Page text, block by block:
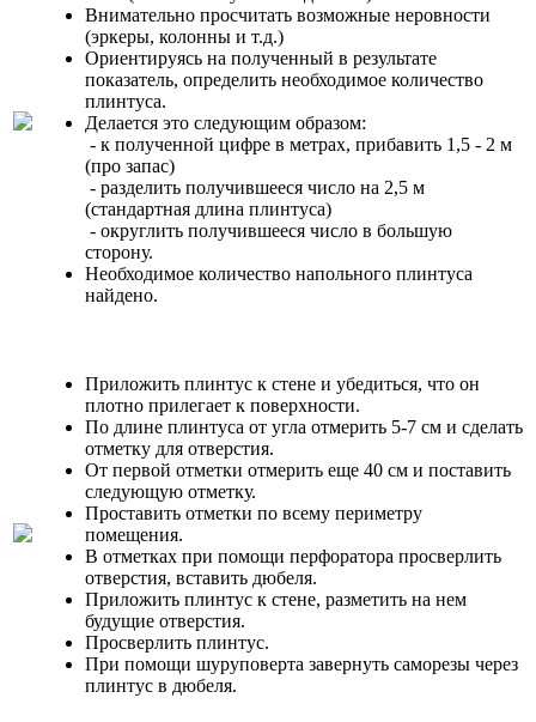
Внимательно просчитать возможные неровности
(эркеры, колонны и т.д.)
Ориентируясь на полученный в результате
показатель, определить необходимое количество
плинтуса.
Делается это следующим образом:
- к полученной цифре в метрах, прибавить 1,5 - 2 м
(про запас)
- разделить получившееся число на 2,5 м
(стандартная длина плинтуса)
- округлить получившееся число в большую
сторону.
Необходимое количество напольного плинтуса
найдено.
Приложить плинтус к стене и убедиться, что он
плотно прилегает к поверхности.
По длине плинтуса от угла отмерить 5-7 см и сделать
отметку для отверстия.
От первой отметки отмерить еще 40 см и поставить
следующую отметку.
Проставить отметки по всему периметру
помещения.
В отметках при помощи перфоратора просверлить
отверстия, вставить дюбеля.
Приложить плинтус к стене, разметить на нем
будущие отверстия.
Просверлить плинтус.
При помощи шуруповерта завернуть саморезы через
плинтус в дюбеля.